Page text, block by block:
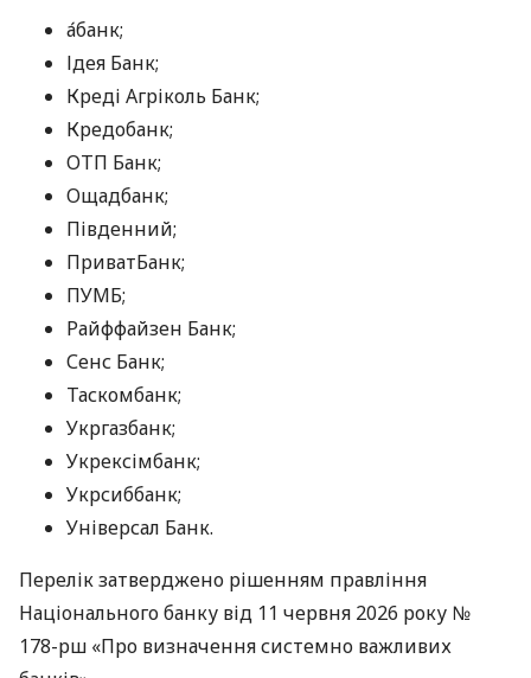
а́банк;
Ідея Банк;
Креді Агріколь Банк;
Кредобанк;
ОТП Банк;
Ощадбанк;
Південний;
ПриватБанк;
ПУМБ;
Райффайзен Банк;
Сенс Банк;
Таскомбанк;
Укргазбанк;
Укрексімбанк;
Укрсиббанк;
Універсал Банк.
Перелік затверджено рішенням правління
Національного банку від 11 червня 2026 року №
178-рш «Про визначення системно важливих